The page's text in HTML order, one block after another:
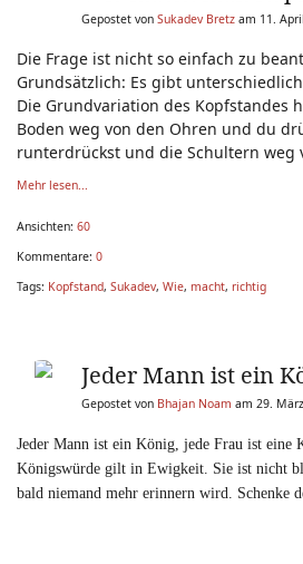
Gepostet von Sukadev Bretz am 11.
Die Frage ist nicht so einfach zu
Grundsätzlich: Es gibt
Die Grundvariation des Kopfstandes
Boden weg von den Ohren und du
runterdrückst und die Schultern weg
Mehr lesen...
Ansichten: 60
Kommentare: 0
Tags: Kopfstand, Sukadev, Wie, macht, richtig
Jeder Mann ist ein
Gepostet von Bhajan Noam am 29.
Jeder Mann ist ein König, jede Frau ist eine
Königswürde gilt in Ewigkeit. Sie ist nicht
bald niemand mehr erinnern wird. Schenke